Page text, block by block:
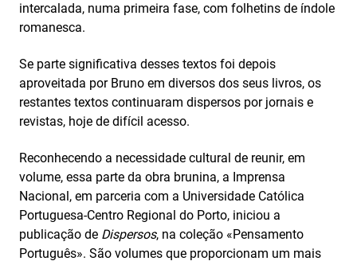
intercalada, numa primeira fase, com folhetins de índole
romanesca.
Se parte significativa desses textos foi depois
aproveitada por Bruno em diversos dos seus livros, os
restantes textos continuaram dispersos por jornais e
revistas, hoje de difícil acesso.
Reconhecendo a necessidade cultural de reunir, em
volume, essa parte da obra brunina, a Imprensa
Nacional, em parceria com a Universidade Católica
Portuguesa-Centro Regional do Porto, iniciou a
publicação de Dispersos, na coleção «Pensamento
Português». São volumes que proporcionam um mais